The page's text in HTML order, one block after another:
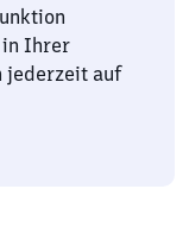
in Ihrer
jederzeit auf